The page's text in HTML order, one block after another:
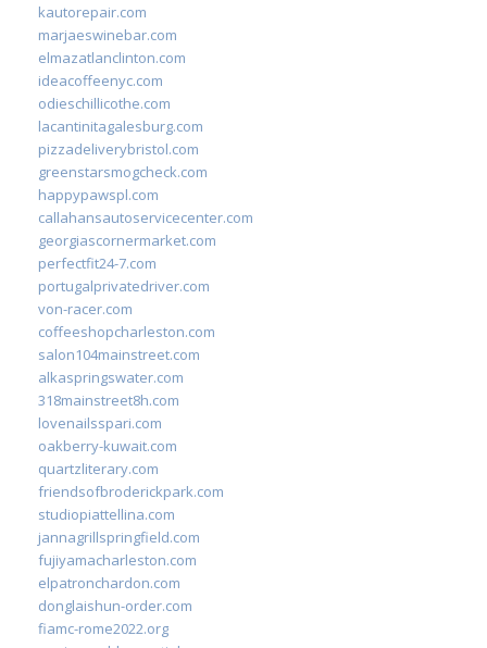
kautorepair.com
marjaeswinebar.com
elmazatlanclinton.com
ideacoffeenyc.com
odieschillicothe.com
lacantinitagalesburg.com
pizzadeliverybristol.com
greenstarsmogcheck.com
happypawspl.com
callahansautoservicecenter.com
georgiascornermarket.com
perfectfit24-7.com
portugalprivatedriver.com
von-racer.com
coffeeshopcharleston.com
salon104mainstreet.com
alkaspringswater.com
318mainstreet8h.com
lovenailsspari.com
oakberry-kuwait.com
quartzliterary.com
friendsofbroderickpark.com
studiopiattellina.com
jannagrillspringfield.com
fujiyamacharleston.com
elpatronchardon.com
donglaishun-order.com
fiamc-rome2022.org